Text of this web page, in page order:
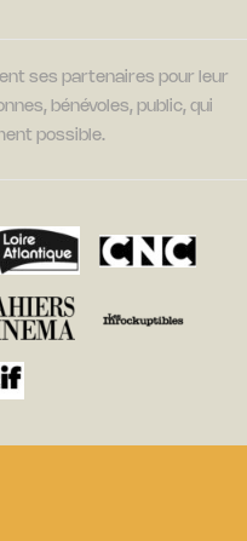
ses partenaires pour leur
bénévoles, public, qui
possible.